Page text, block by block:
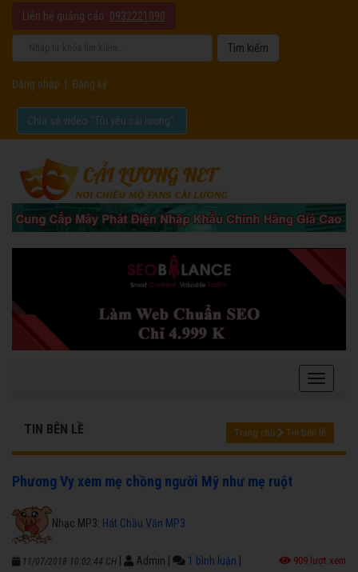
Liên hệ quảng cáo: 0932221090
Đăng nhập Đăng ký
Chia sẻ video "Tôi yêu cải lương".
TIN BÊN LỀ Trang chủ Tin bên lề
Phương Vy xem mẹ chồng người Mỹ như mẹ ruột
Nhạc MP3: Hát Chầu Văn MP3
11/07/2018 10:02:44 CH Admin 1 bình luận 909 lượt xem